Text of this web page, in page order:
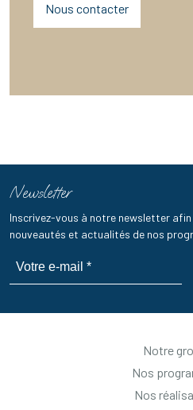
Nous contacter
Newsletter
Inscrivez-vous à notre newsletter
nouveautés et actualités de nos
Notre
Nos
Nos